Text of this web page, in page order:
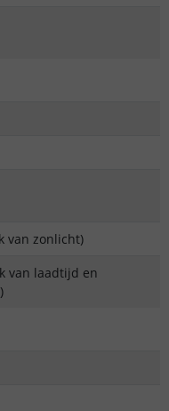
van zonlicht)
van laadtijd en